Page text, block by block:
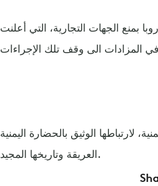
بمنع الجهات التجارية، التي أعلنت
لارتباطها الوثيق بالحضارة اليمنية
العريقة وتاريخها المجيد.